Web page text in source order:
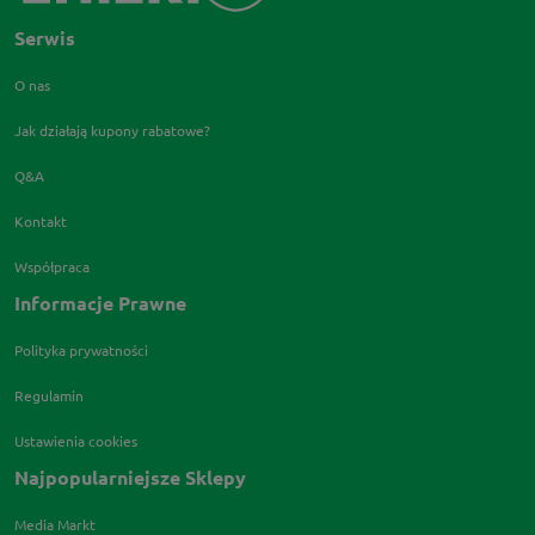
Serwis
O nas
Jak działają kupony rabatowe?
Q&A
Kontakt
Współpraca
Informacje Prawne
Polityka prywatności
Regulamin
Ustawienia cookies
Najpopularniejsze Sklepy
Media Markt